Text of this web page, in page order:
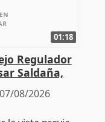
01:18
Regulador
Saldaña,
07/08/2026